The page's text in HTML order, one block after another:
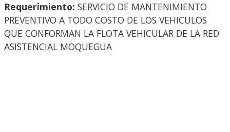
Requerimiento: SERVICIO DE MANTENIMIENTO
PREVENTIVO A TODO COSTO DE LOS VEHICULOS
QUE CONFORMAN LA FLOTA VEHICULAR DE LA RED
ASISTENCIAL MOQUEGUA